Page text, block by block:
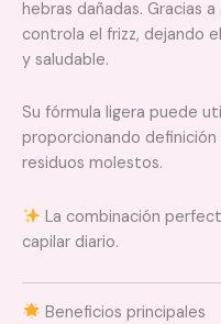
hebras dañadas. Gracias
controla el frizz, dejando
y saludable.
Su fórmula ligera puede
proporcionando definición
residuos molestos.
La combinación
capilar diario.
Beneficios principales